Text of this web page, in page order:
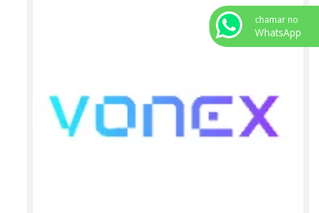
chamar no
WhatsApp